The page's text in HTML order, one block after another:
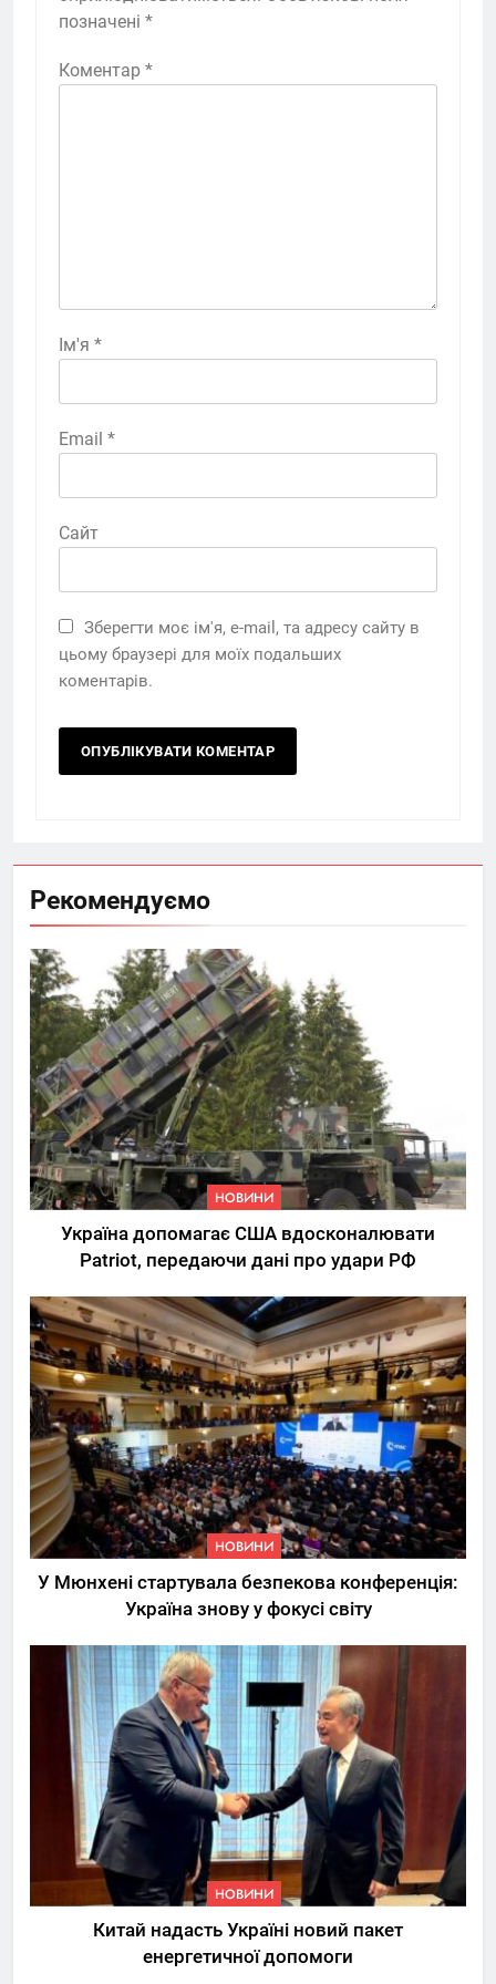
позначені *
Коментар *
Ім'я *
Email *
Сайт
Зберегти моє ім'я, e-mail, та адресу сайту в
цьому браузері для моїх подальших
коментарів.
Рекомендуємо
НОВИНИ
Україна допомагає США вдосконалювати
Patriot, передаючи дані про удари РФ
НОВИНИ
У Мюнхені стартувала безпекова конференція:
Україна знову у фокусі світу
НОВИНИ
Китай надасть Україні новий пакет
енергетичної допомоги
5
Трамп вимагає від
Зеленського активних кроків
у мирному процесі
НОВИНИ
КМДА заявила про параліч
“Київтеплоенерго” через
обшуки СБУ
НОВИНИ